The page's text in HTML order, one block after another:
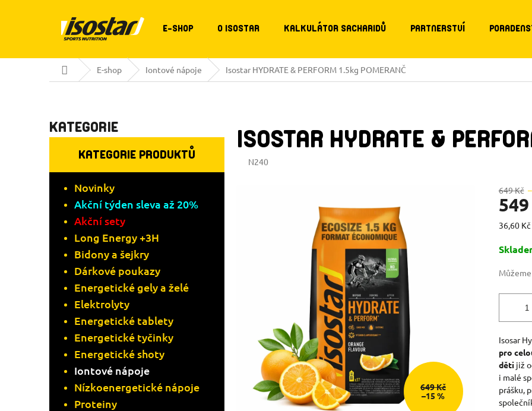
E-SHOP O ISOSTAR KALKULÁTOR SACHARIDŮ PARTNERSTVÍ
Domů E-shop Iontové nápoje Isostar HYDRATE & PERFORM 1.5kg POMERANČ
O
KATEGORIE
KATEGORIE PRODUKTŮ
Novinky
Akční týden sleva až 20%
Akční sety
Long Energy +3H
Bidony a šejkry
Dárkové poukazy
Energetické gely a želé
Elektrolyty
Energetické tablety
Energetické tyčinky
Energetické shoty
Iontové nápoje
Nízkoenergetické nápoje
Proteiny
ISOSTAR HYDRATE &
N240
649 Kč
–15 %
649 Kč
Měrná
36,60
Isosar
pro
dětijiž
i malé
prášku,